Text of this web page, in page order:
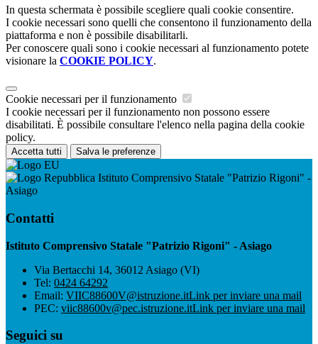
In questa schermata è possibile scegliere quali cookie consentire.
I cookie necessari sono quelli che consentono il funzionamento della
piattaforma e non è possibile disabilitarli.
Per conoscere quali sono i cookie necessari al funzionamento potete
visionare la COOKIE POLICY.
Cookie necessari per il funzionamento
I cookie necessari per il funzionamento non possono essere
disabilitati. È possibile consultare l'elenco nella pagina della cookie
policy.
Accetta tutti Salva le preferenze
Istituto Comprensivo Statale "Patrizio Rigoni" -
Asiago
Contatti
Istituto Comprensivo Statale "Patrizio Rigoni" - Asiago
Via Bertacchi 14, 36012 Asiago (VI)
Tel: 0424 64292
Email: VIIC88600V@istruzione.itLink per inviare una mail
PEC: viic88600v@pec.istruzione.itLink per inviare una mail
Seguici su